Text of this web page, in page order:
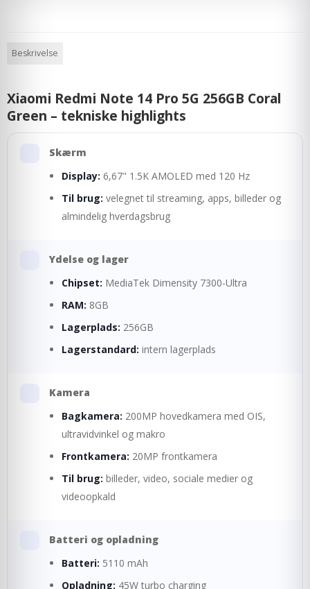
Beskrivelse
Xiaomi Redmi Note 14 Pro 5G 256GB Coral
Green – tekniske highlights
Skærm
Display: 6,67" 1.5K AMOLED med 120 Hz
Til brug: velegnet til streaming, apps, billeder og
almindelig hverdagsbrug
Ydelse og lager
Chipset: MediaTek Dimensity 7300-Ultra
RAM: 8GB
Lagerplads: 256GB
Lagerstandard: intern lagerplads
Kamera
Bagkamera: 200MP hovedkamera med OIS,
ultravidvinkel og makro
Frontkamera: 20MP frontkamera
Til brug: billeder, video, sociale medier og
videoopkald
Batteri og opladning
Batteri: 5110 mAh
Opladning: 45W turbo charging